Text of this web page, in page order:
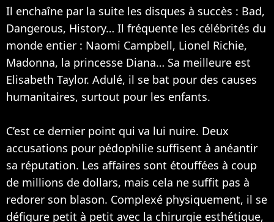
Il enchaîne par la suite les disques à succès : Bad,
Dangerous, History… Il fréquente les célébrités du
monde entier : Naomi Campbell, Lionel Richie,
Madonna, la princesse Diana… Sa meilleure est
Elisabeth Taylor. Adulé, il se bat pour des causes
humanitaires, surtout pour les enfants.
C’est ce dernier point qui va lui nuire. Deux
accusations pour pédophilie suffisent à anéantir
sa réputation. Les affaires sont étouffées à coup
de millions de dollars, mais cela ne suffit pas à
redorer son blason. Complexé physiquement, il se
défigure petit à petit avec la chirurgie esthétique,